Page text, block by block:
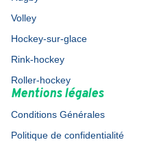
Volley
Hockey-sur-glace
Rink-hockey
Roller-hockey
Mentions légales
Conditions Générales
Politique de confidentialité